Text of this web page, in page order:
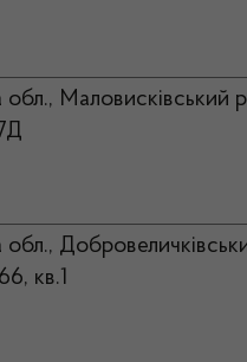
обл., Маловисківський
обл.,
кв.1